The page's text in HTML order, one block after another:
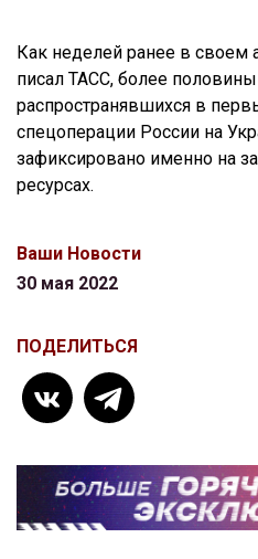
Как неделей ранее в своем
писал ТАСС, более
распространявшихся в
спецоперации России на
зафиксировано именно на
ресурсах.
Ваши Новости
30 мая 2022
ПОДЕЛИТЬСЯ